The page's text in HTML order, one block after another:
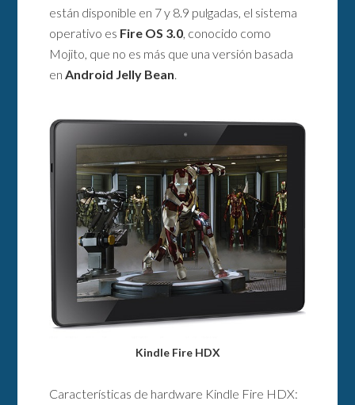
están disponible en 7 y 8.9 pulgadas, el sistema
operativo es Fire OS 3.0 , conocido como
Mojito, que no es más que una versión basada
en Android Jelly Bean
Kindle Fire HDX
Características de hardware Kindle Fire HDX: